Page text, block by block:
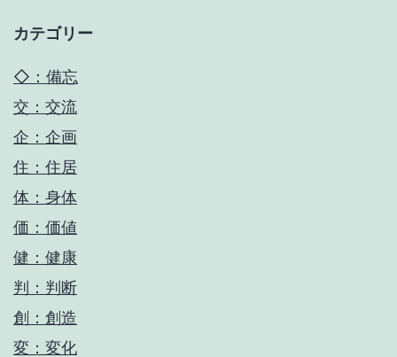
カテゴリー
◇：備忘
交：交流
企：企画
住：住居
体：身体
価：価値
健：健康
判：判断
創：創造
変：変化